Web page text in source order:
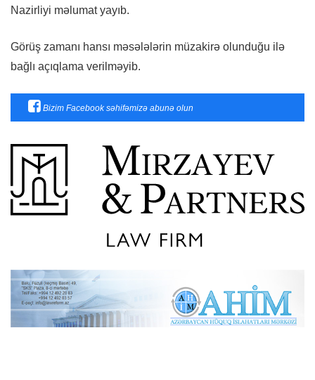
Nazirliyi məlumat yayıb.
Görüş zamanı hansı məsələlərin müzakirə olunduğu ilə
bağlı açıqlama verilməyib.
Bizim Facebook səhifəmizə abunə olun